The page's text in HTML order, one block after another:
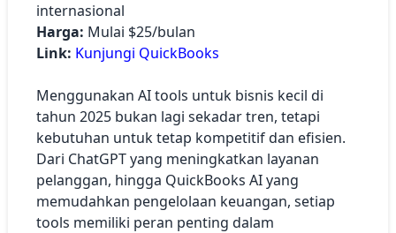
internasional
Harga: Mulai $25/bulan
Link: Kunjungi QuickBooks
Menggunakan AI tools untuk bisnis kecil di
tahun 2025 bukan lagi sekadar tren, tetapi
kebutuhan untuk tetap kompetitif dan efisien.
Dari ChatGPT yang meningkatkan layanan
pelanggan, hingga QuickBooks AI yang
memudahkan pengelolaan keuangan, setiap
tools memiliki peran penting dalam